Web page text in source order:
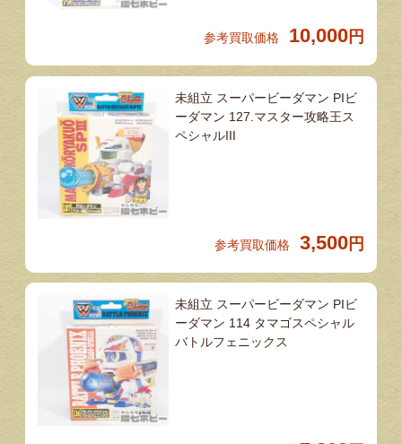
参考買取価格 10,000 円
未組立 スーパービーダマン PIビ
ーダマン 127.マスター攻略王ス
ペシャルIII
参考買取価格 3,500 円
未組立 スーパービーダマン PIビ
ーダマン 114 タマゴスペシャル
バトルフェニックス